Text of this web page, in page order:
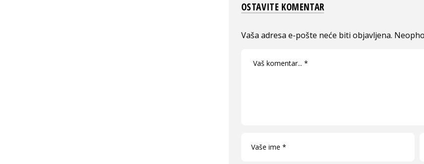
OSTAVITE KOMENTAR
Vaša adresa e-pošte neće biti objavljena.